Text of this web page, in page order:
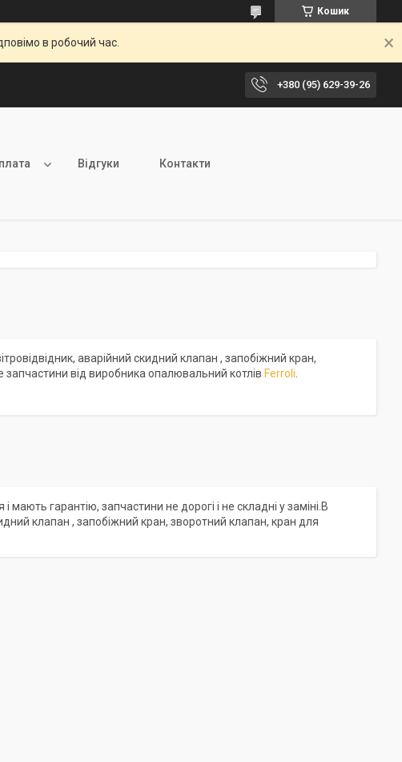
Кошик
в робочий час.
+380 (95) 629-39-26
Відгуки Контакти
аварійний скидний клапан , запобіжний кран,
від виробника опалювальний котлів Ferroli
мають гарантію, запчастини не дорогі і не складні у заміні.В
клапан , запобіжний кран, зворотний клапан, кран для